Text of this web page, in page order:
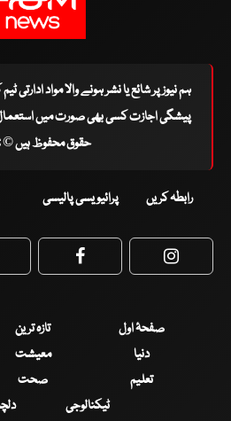
ہم نیوز پر شائع یا نشر ہونے والا مواد
پیشگی اجازت کسی بھی صورت میں استعمال
حقوق محفوظ ہیں © 2026
رابطہ کریں پرائیویسی پالیسی
Facebook
صفحۂ اول تازہ ترین
دنیا
معیشت
تعلیم
صحت
ٹیکنالوجی